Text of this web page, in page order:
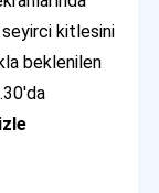
kitlesini
beklenilen
izle